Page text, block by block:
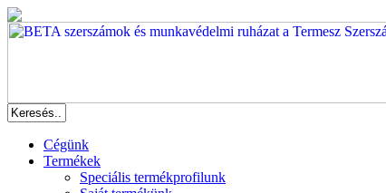
Cégünk
Termékek
Speciális termékprofilunk